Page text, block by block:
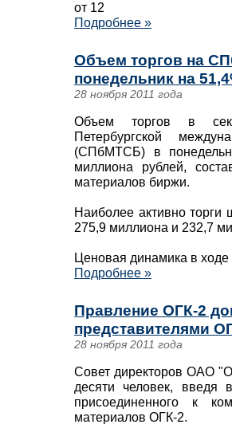
от 12
Подробнее »
Объем торгов на
понедельник на
28 ноября 2011 года
Объем торгов в
Петербургской
(СПбМТСБ) в
миллиона рублей,
материалов биржи.
Наиболее активно
275,9 миллиона и 232,7
Ценовая динамика в ходе
Подробнее »
Правление ОГК-2
представителями
28 ноября 2011 года
Совет директоров ОАО
десяти человек, введя
присоединенного к
материалов ОГК-2.